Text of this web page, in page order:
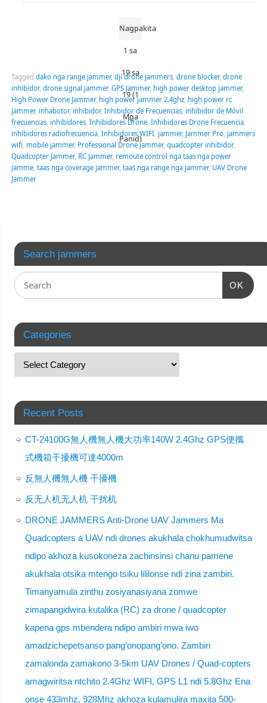
Nagpakita
1 sa
19 sa
19 (1
Mga
Panid)
Tagged dako nga range jammer, dji drone jammers, drone blocker, drone
inhibidor, drone signal jammer, GPS Jammer, high power desktop jammer,
High Power Drone Jammer, high power jammer 2.4ghz, high power rc
jammer, inhabotor, inhibidor, Inhibidor de Frecuencias, inhibidor de Móvil
frecuencias, inhibidores, Inhibidores Drone, Inhibidores Drone Frecuencia,
inhibidores radiofrecuencia, Inhibidores WIFI, jammer, Jammer Pro, jammers
wifi mobile jammer, Professional Drone jammer, quadcopter inhibidor,
Quadcopter Jammer, RC Jammer, remoute control nga taas nga power
jamme, taas nga coverage jammer, taas nga range nga jammer, UAV Drone
Jammer
Search jammers
OK
Categories
Recent Posts
CT-24100G無人機無人機大功率140W 2.4Ghz GPS便攜
式機箱干擾機可達4000m
反無人機無人機 干擾機
反无人机无人机 干扰机
DRONE JAMMERS Anti-Drone UAV Jammers Ma
Quadcopters a UAV ndi drones akukhala chokhumudwitsa
ndipo akhoza kusokoneza zachinsinsi chanu pamene
akukhala otsika mtengo tsiku lililonse ndi zina zambiri.
Timanyamula zinthu zosiyanasiyana zomwe
zimapangidwira kutalika (RC) za drone / quadcopter
kapena gps mbendera ndipo ambiri mwa iwo
amadzichepetsanso pang’onopang’ono. Zambiri
zamalonda zamakono 3-5km UAV Drones / Quad-copters
amagwiritsa ntchito 2.4Ghz WIFI, GPS L1 ndi 5.8Ghz Ena
onse 433mhz, 928Mhz akhoza kulamulira maxita 500-